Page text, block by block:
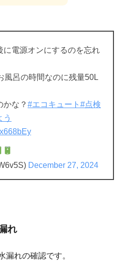
に電源オンにするのを忘れ
風呂の時間なのに残量50L
かな？ #エコキュート #点検
う
December 27, 2024
れ
漏れの確認です。